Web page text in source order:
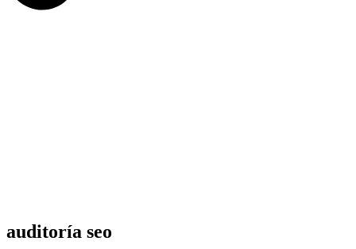
auditoría seo